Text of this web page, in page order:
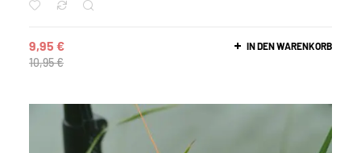
10,95€
9,95 € IN DEN WARENKORB